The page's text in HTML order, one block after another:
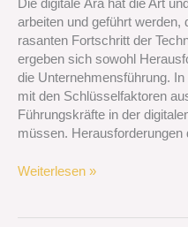
Die digitale Ära hat die Art
arbeiten und geführt
rasanten Fortschritt der
ergeben sich sowohl
die Unternehmensführung.
mit den Schlüsselfaktoren
Führungskräfte in der
müssen. Herausforderungen
Herausforderungen
und
Chancen
Weiterlesen »